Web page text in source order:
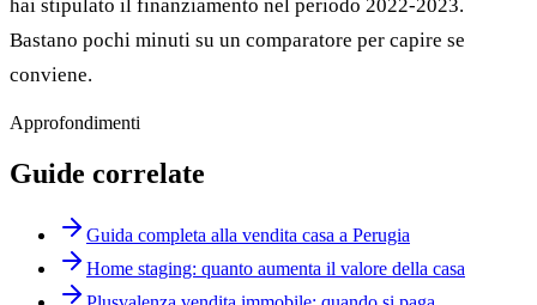
hai stipulato il finanziamento nel periodo 2022-2023.
Bastano pochi minuti su un comparatore per capire se
conviene.
Approfondimenti
Guide correlate
Guida completa alla vendita casa a Perugia
Home staging: quanto aumenta il valore della casa